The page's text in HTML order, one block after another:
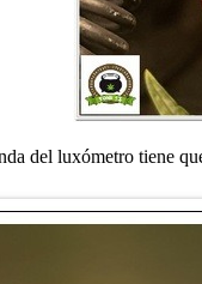
del luxómetro tiene